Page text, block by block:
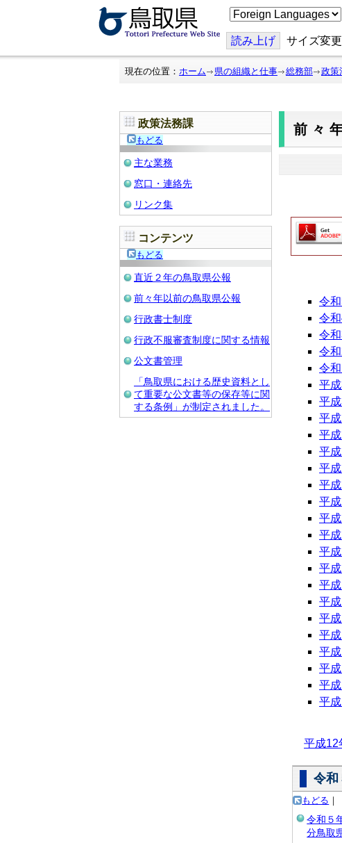
こ
の
ジ
を
翻
読み上げ サイズ変更
現在の位置： ホーム 県の組織と仕事 総務部 政策
政策法務課
もどる
主な業務
窓口・連絡先
リンク集
コンテンツ
もどる
直近２年の鳥取県公報
前々年以前の鳥取県公報
行政書士制度
行政不服審査制度に関する情報
公文書管理
「鳥取県における歴史資料とし
て重要な公文書等の保存等に関
する条例」が制定されました。
前々
令
令
令
令
令
平
平
平
平
平
平
平
平
平
平
平
平
平
平
平
平
平
平
平
平
平成12
令和
もどる ｜
令和５
分鳥取